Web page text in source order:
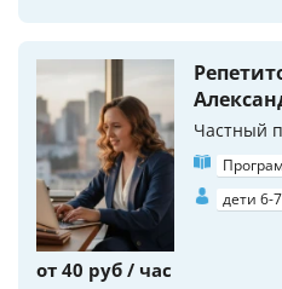
Частный
дети 6-
от 40 руб / час